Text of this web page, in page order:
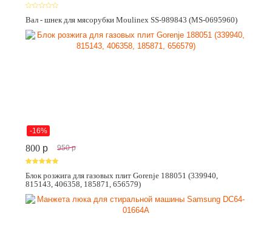
Вал - шнек для мясорубки Moulinex SS-989843 (MS-0695960)
-16%
800 p 950 p
Блок розжига для газовых плит Gorenje 188051 (339940,
815143, 406358, 185871, 656579)